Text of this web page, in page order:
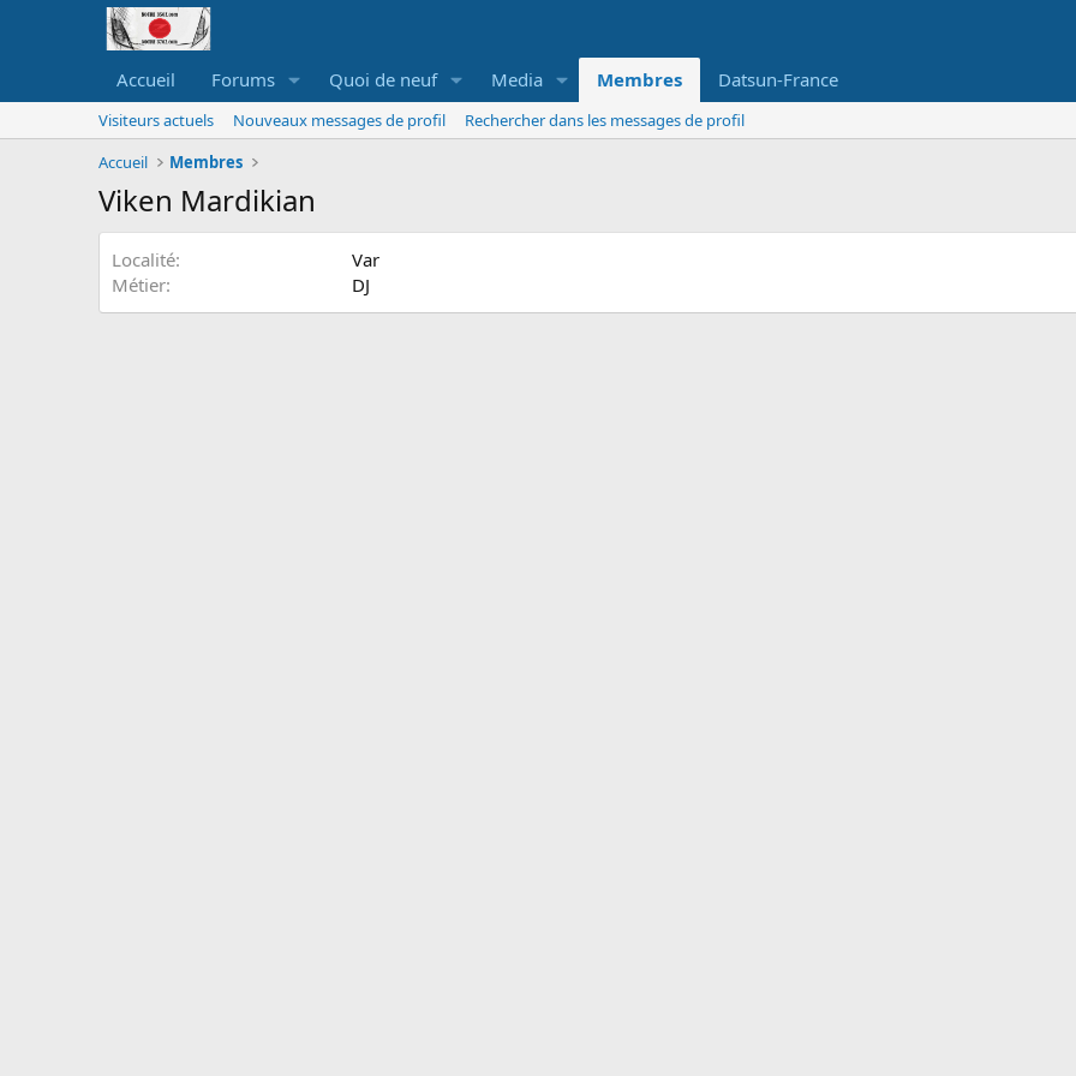
Accueil Forums Quoi de neuf Media Membres Datsun-France
Visiteurs actuels Nouveaux messages de profil
Rechercher dans les messages de profil
Accueil
Membres
Viken Mardikian
Localité
Var
Métier
DJ